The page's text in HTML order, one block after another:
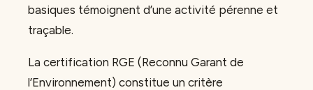
basiques témoignent d’une activité pérenne et
traçable.
La certification RGE (Reconnu Garant de
l’Environnement) constitue un critère